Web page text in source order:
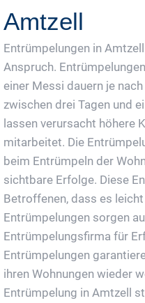
Amtzell
Entrümpelungen in
Anspruch.
einer Messi dauern je
zwischen drei Tagen und
lassen verursacht höhere
mitarbeitet. Die
beim Entrümpeln der
sichtbare Erfolge. Diese
Betroffenen, dass es
Entrümpelungen sorgen
Entrümpelungsfirma für
Entrümpelungen
ihren Wohnungen wieder
Entrümpelung in Amtzell